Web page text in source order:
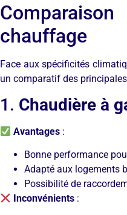
chauffage
Face aux spécificités
un comparatif des
1. Chaudière à
Avantages :
Bonne performance
Adapté aux logements
Possibilité de
Inconvénients :